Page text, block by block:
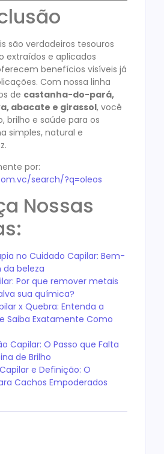
são verdadeiros tesouros
extraídos e aplicados
benefícios visíveis já
Com nossa linha
de castanha-do-pará,
abacate e girassol, você
brilho e saúde para os
simples, natural e
por:
search/?q=oleos
Nossas
no Cuidado Capilar: Bem-
beleza
Por que remover metais
sua química?
x Quebra: Entenda a
Saiba Exatamente Como
Capilar: O Passo que Falta
de Brilho
e Definição: O
Cachos Empoderados